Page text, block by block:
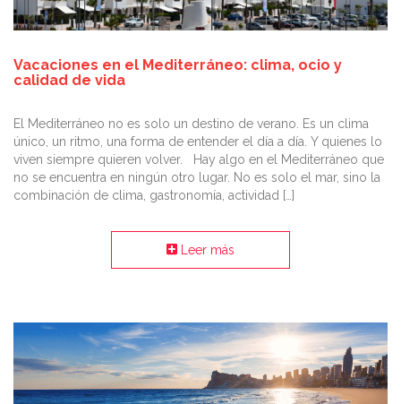
Vacaciones en el Mediterráneo: clima, ocio y
calidad de vida
El Mediterráneo no es solo un destino de verano. Es un clima
único, un ritmo, una forma de entender el día a día. Y quienes lo
viven siempre quieren volver. Hay algo en el Mediterráneo que
no se encuentra en ningún otro lugar. No es solo el mar, sino la
combinación de clima, gastronomía, actividad […]
Leer más